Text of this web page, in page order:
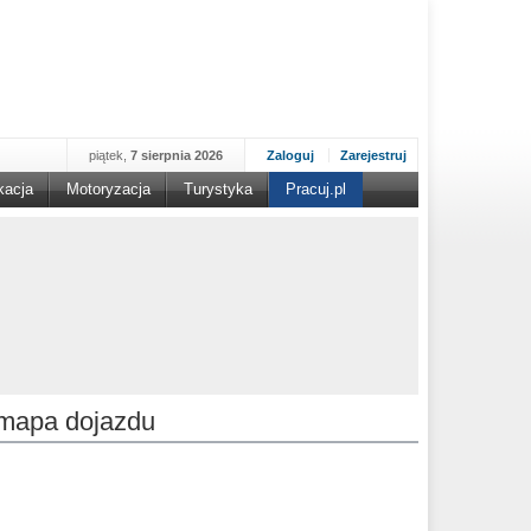
Zaloguj Zarejestruj
piątek, 7 sierpnia 2026
Motoryzacja Turystyka Pracuj.pl
dojazdu